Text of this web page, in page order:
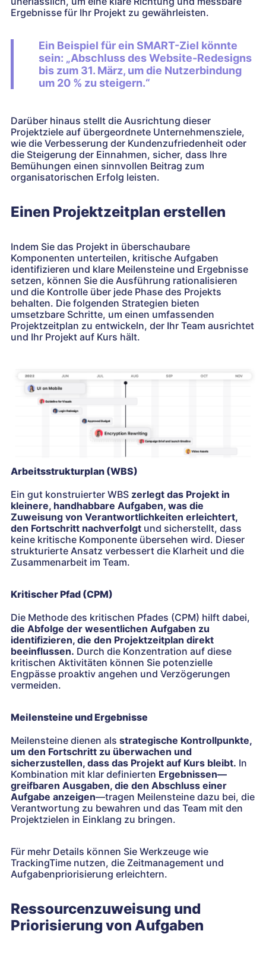
Ergebnisse für Ihr Projekt zu gewährleisten.
Ein Beispiel für ein SMART-Ziel könnte
sein: „Abschluss des Website-Redesigns
bis zum 31. März, um die Nutzerbindung
um 20 % zu steigern.“
Darüber hinaus stellt die Ausrichtung dieser
Projektziele auf übergeordnete Unternehmensziele,
wie die Verbesserung der Kundenzufriedenheit oder
die Steigerung der Einnahmen, sicher, dass Ihre
Bemühungen einen sinnvollen Beitrag zum
organisatorischen Erfolg leisten.
Einen Projektzeitplan erstellen
Indem Sie das Projekt in überschaubare
Komponenten unterteilen, kritische Aufgaben
identifizieren und klare Meilensteine und Ergebnisse
setzen, können Sie die Ausführung rationalisieren
und die Kontrolle über jede Phase des Projekts
behalten. Die folgenden Strategien bieten
umsetzbare Schritte, um einen umfassenden
Projektzeitplan zu entwickeln, der Ihr Team ausrichtet
und Ihr Projekt auf Kurs hält.
Arbeitsstrukturplan (WBS)
Ein gut konstruierter WBS zerlegt das Projekt in
kleinere, handhabbare Aufgaben, was die
Zuweisung von Verantwortlichkeiten erleichtert,
den Fortschritt nachverfolgt und sicherstellt, dass
keine kritische Komponente übersehen wird. Dieser
strukturierte Ansatz verbessert die Klarheit und die
Zusammenarbeit im Team.
Kritischer Pfad (CPM)
Die Methode des kritischen Pfades (CPM) hilft dabei,
die Abfolge der wesentlichen Aufgaben zu
identifizieren, die den Projektzeitplan direkt
beeinflussen. Durch die Konzentration auf diese
kritischen Aktivitäten können Sie potenzielle
Engpässe proaktiv angehen und Verzögerungen
vermeiden.
Meilensteine und Ergebnisse
Meilensteine dienen als strategische Kontrollpunkte,
um den Fortschritt zu überwachen und
sicherzustellen, dass das Projekt auf Kurs bleibt. In
Kombination mit klar definierten Ergebnissen—
greifbaren Ausgaben, die den Abschluss einer
Aufgabe anzeigen—tragen Meilensteine dazu bei, die
Verantwortung zu bewahren und das Team mit den
Projektzielen in Einklang zu bringen.
Für mehr Details können Sie Werkzeuge wie
TrackingTime nutzen, die Zeitmanagement und
Aufgabenpriorisierung erleichtern.
Ressourcenzuweisung und
Priorisierung von Aufgaben